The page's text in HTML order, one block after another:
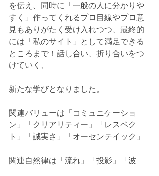
を伝え、同時に「一般の人に分かりや
すく」作ってくれるプロ目線やプロ意
見もありがたく受け入れつつ、最終的
には「私のサイト」として満足できる
ところまで！話し合い、折り合いをつ
けていく、
新たな学びとなりました。
関連バリューは「コミュニケーショ
ン」「クリアリティー」「レスペク
ト」「誠実さ」「オーセンテイック」
関連自然律は「流れ」「投影」「波